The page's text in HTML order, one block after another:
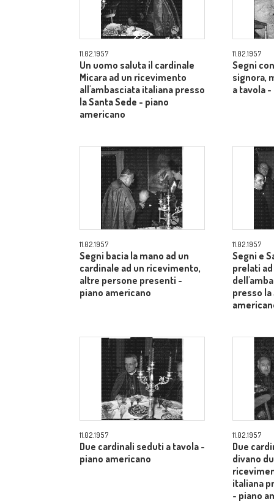
11.02.1957
Un uomo saluta il cardinale
Micara ad un ricevimento
all'ambasciata italiana presso
la Santa Sede - piano
americano
11.02.1957
Segni
signora,
a tavola
11.02.1957
Segni bacia la mano ad un
cardinale ad un ricevimento,
altre persone presenti -
piano americano
11.02.1957
Segni e
prelati
presso la
11.02.1957
Due cardinali seduti a tavola -
piano americano
11.02.1957
Due
divano
italiana
- piano